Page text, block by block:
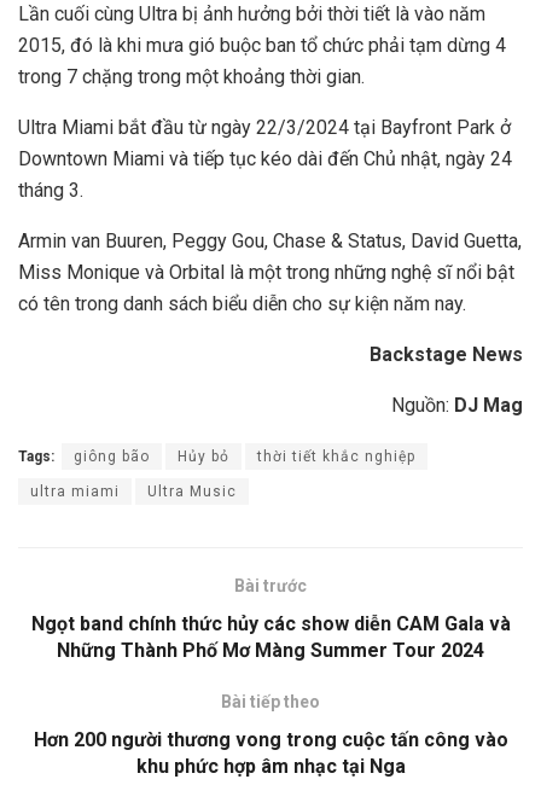
Lần cuối cùng Ultra bị ảnh hưởng bởi thời tiết là vào năm
2015, đó là khi mưa gió buộc ban tổ chức phải tạm dừng 4
trong 7 chặng trong một khoảng thời gian.
Ultra Miami bắt đầu từ ngày 22/3/2024 tại Bayfront Park ở
Downtown Miami và tiếp tục kéo dài đến Chủ nhật, ngày 24
tháng 3.
Armin van Buuren, Peggy Gou, Chase & Status, David Guetta,
Miss Monique và Orbital là một trong những nghệ sĩ nổi bật
có tên trong danh sách biểu diễn cho sự kiện năm nay.
Backstage News
Nguồn: DJ Mag
Tags: giông bão Hủy bỏ thời tiết khắc nghiệp
ultra miami Ultra Music
Bài trước
Ngọt band chính thức hủy các show diễn CAM Gala và
Những Thành Phố Mơ Màng Summer Tour 2024
Bài tiếp theo
Hơn 200 người thương vong trong cuộc tấn công vào
khu phức hợp âm nhạc tại Nga